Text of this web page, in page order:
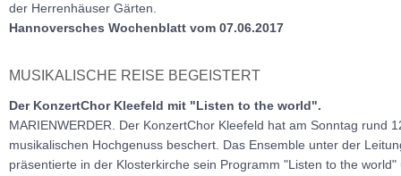
der Herrenhäuser Gärten.
Hannoversches Wochenblatt vom 07.06.2017
MUSIKALISCHE REISE BEGEISTERT
Der KonzertChor Kleefeld mit "Listen to the world".
MARIENWERDER. Der KonzertChor Kleefeld hat am Sonntag rund
musikalischen Hochgenuss beschert. Das Ensemble unter der
präsentierte in der Klosterkirche sein Programm "Listen to the